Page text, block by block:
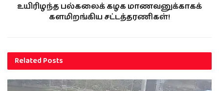
உயிரிழந்த பல்கலைக் கழக மாணவனுக்காகக்
களமிறங்கிய சட்டத்தரணிகள்!
RelatedPosts